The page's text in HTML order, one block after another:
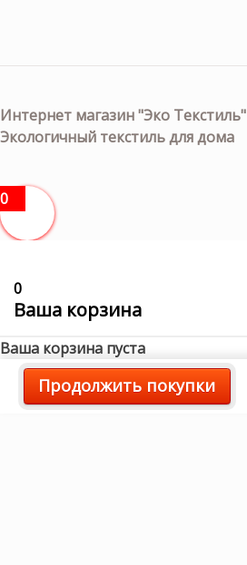
Интернет магазин "Эко Текстиль"
Экологичный текстиль для дома
0
0
Ваша корзина
Ваша корзина пуста
Продолжить покупки